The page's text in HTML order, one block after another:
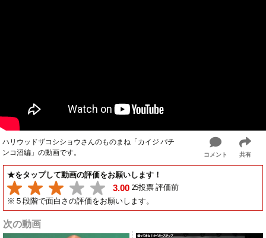
ハリウッドザコシショウさんのものまね「カイジ パチ
ンコ沼編」の動画です。
コメント 共有
★をタップして動画の評価をお願いします！
3.00 25投票 評価前
※５段階で面白さの評価をお願いします。
次の動画